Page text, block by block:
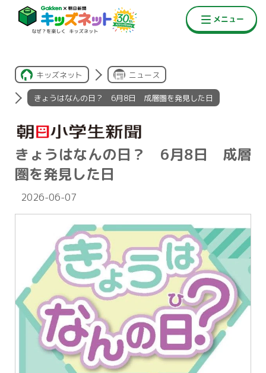
キッズネット ニュース
きょうはなんの日？ 6月8日 成層圏を発見した日
きょうはなんの日？ 6月8日 成層
圏を発見した日
2026-06-07